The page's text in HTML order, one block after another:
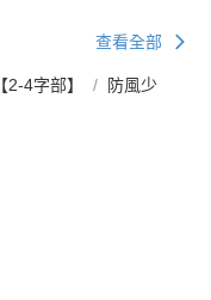
查看全部
【2-4字部】
防風少